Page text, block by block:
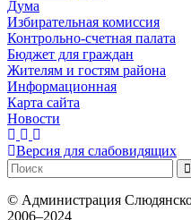
Дума
Избирательная комиссия
Контрольно-счетная палата
Бюджет для граждан
Жителям и гостям района
Информационная
Карта сайта
Новости
Версия для слабовидящих
© Администрация
2006–2024